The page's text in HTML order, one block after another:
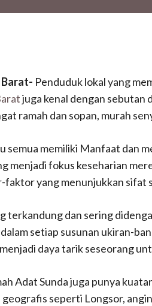
Barat- Penduduk lokal yang
juga kenal dengan sebutan
ramah dan sopan, murah
semua memiliki Manfaat dan
menjadi fokus keseharian
faktor yang menunjukkan sifat
terkandung dan sering
setiap susunan ukiran-
daya tarik seseorang
Adat Sunda juga punya
geografis seperti Longsor,